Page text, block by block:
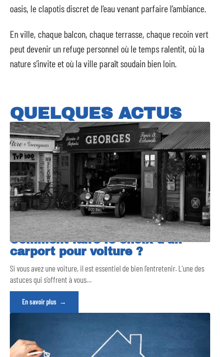
oasis, le clapotis discret de l’eau venant parfaire l’ambiance.
En ville, chaque balcon, chaque terrasse, chaque recoin vert
peut devenir un refuge personnel où le temps ralentit, où la
nature s’invite et où la ville paraît soudain bien loin.
QUELQUES ACTUS
Comment faire le choix d’un
carport pour voiture ?
Si vous avez une voiture, il est essentiel de bien l’entretenir. L’une des
astuces qui s’offrent à vous…
En savoir plus